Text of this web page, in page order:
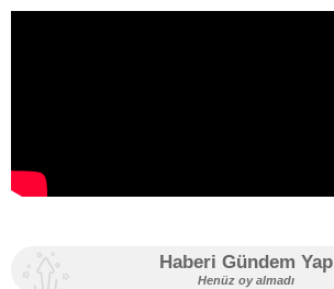
Haberi Gündem Yap
Henüz oy almadı